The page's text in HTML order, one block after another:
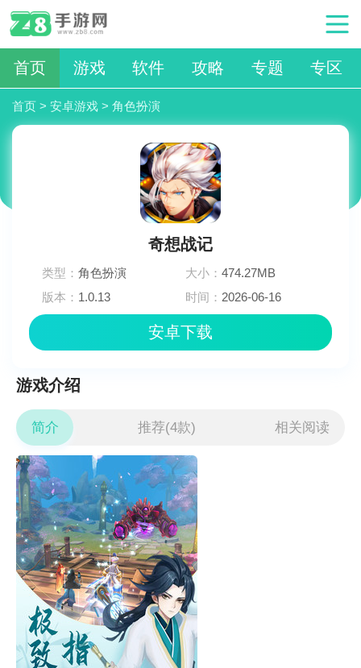
首页 游戏 软件 攻略 专题 专区
首页 > 安卓游戏 > 角色扮演
奇想战记
类型：角色扮演 大小：474.27MB
版本： 1.0.13 时间： 2026-06-16
安卓下载
游戏介绍
简介 推荐(4款) 相关阅读